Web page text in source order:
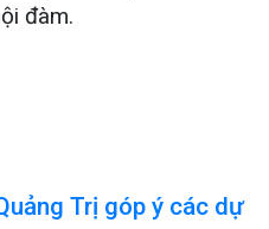
đàm.
Trị góp ý các dự